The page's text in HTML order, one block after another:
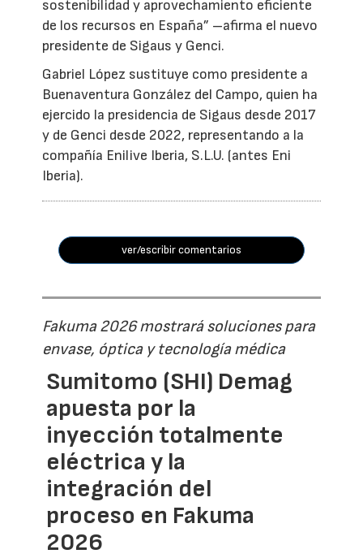
sostenibilidad y aprovechamiento eficiente
de los recursos en España” –afirma el nuevo
presidente de Sigaus y Genci.
Gabriel López sustituye como presidente a
Buenaventura González del Campo, quien ha
ejercido la presidencia de Sigaus desde 2017
y de Genci desde 2022, representando a la
compañía Enilive Iberia, S.L.U. (antes Eni
Iberia).
ver/escribir comentarios
Fakuma 2026 mostrará soluciones para
envase, óptica y tecnología médica
Sumitomo (SHI) Demag
apuesta por la
inyección totalmente
eléctrica y la
integración del
proceso en Fakuma
2026